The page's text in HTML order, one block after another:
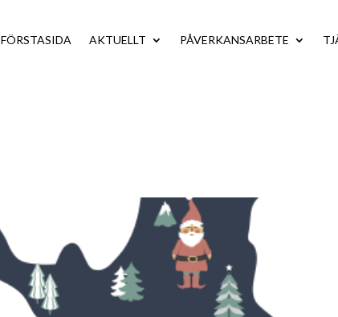
FÖRSTASIDA AKTUELLT PÅVERKANSARBETE